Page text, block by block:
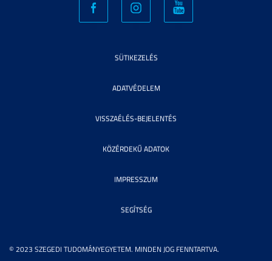
© 2023 SZEGEDI TUDOMÁNYEGYETEM. MINDEN JOG FENNTARTVA.
SÜTIKEZELÉS
ADATVÉDELEM
VISSZAÉLÉS-BEJELENTÉS
KÖZÉRDEKŰ ADATOK
IMPRESSZUM
SEGÍTSÉG